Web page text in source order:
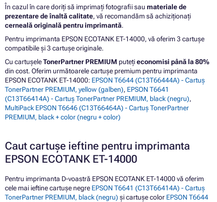
În cazul în care doriți să imprimați fotografii sau materiale de
prezentare de înaltă calitate, vă recomandăm să achiziționați
cerneală originală pentru imprimantă.
Pentru imprimanta EPSON ECOTANK ET-14000, vă oferim 3 cartușe
compatibile și 3 cartușe originale.
Cu cartușeleTonerPartner PREMIUM putețieconomisi până la 80%
din cost. Oferim următoarele cartușe premium pentru imprimanta
EPSON ECOTANK ET-14000: EPSON T6644 (C13T66444A) - Cartuș
TonerPartner PREMIUM, yellow (galben), EPSON T6641
(C13T66414A) - Cartuș TonerPartner PREMIUM, black (negru),
MultiPack EPSON T6646 (C13T66464A) - Cartuș TonerPartner
PREMIUM, black + color (negru + color)
Caut cartușe ieftine pentru imprimanta
EPSON ECOTANK ET-14000
Pentru imprimanta D-voastră EPSON ECOTANK ET-14000 vă oferim
cele mai ieftine cartușe negre EPSON T6641 (C13T66414A) - Cartuș
TonerPartner PREMIUM, black (negru) și cartușe color EPSON T6644